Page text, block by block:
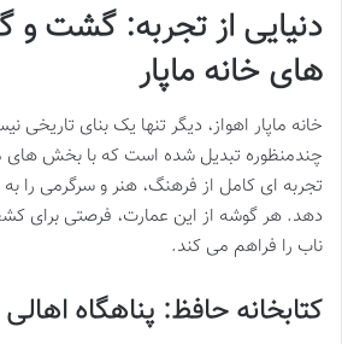
دنیایی از تجربه: گشت و
های خانه ماپار
خانه ماپار اهواز، دیگر تنها یک بنای تاریخی
چندمنظوره تبدیل شده است که با بخش های
تجربه ای کامل از فرهنگ، هنر و سرگرمی را به
دهد. هر گوشه از این عمارت، فرصتی برای
ناب را فراهم می کند.
کتابخانه حافظ: پناهگاه